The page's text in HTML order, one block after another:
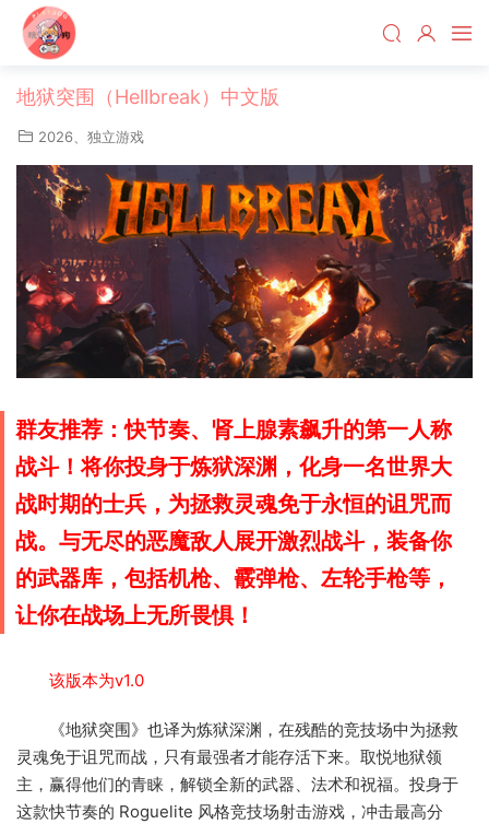
地狱突围（Hellbreak）中文版
2026 独立游戏
群友推荐：快节奏、肾上腺素飙升的第一人称
战斗！将你投身于炼狱深渊，化身一名世界大
战时期的士兵，为拯救灵魂免于永恒的诅咒而
战。与无尽的恶魔敌人展开激烈战斗，装备你
的武器库，包括机枪、霰弹枪、左轮手枪等，
让你在战场上无所畏惧！
该版本为v1.0
《地狱突围》也译为炼狱深渊，在残酷的竞技场中为拯救
灵魂免于诅咒而战，只有最强者才能存活下来。取悦地狱领
主，赢得他们的青睐，解锁全新的武器、法术和祝福。投身于
这款快节奏的 Roguelite 风格竞技场射击游戏，冲击最高分